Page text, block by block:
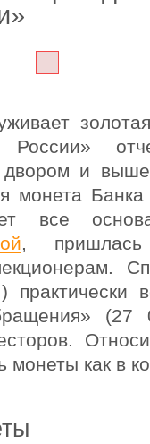
двором и
монета
все
,
практически
как в